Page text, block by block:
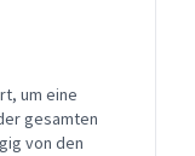
um eine
gesamten
von den